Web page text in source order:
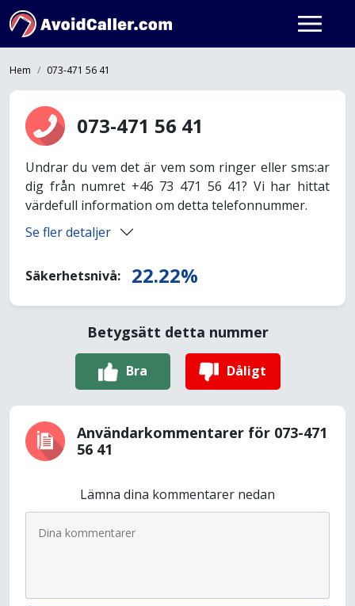
Hem 073-471 56 41
073-471 56 41
Undrar du vem det är vem som ringer eller sms:ar
dig från numret +46 73 471 56 41? Vi har hittat
värdefull information om detta telefonnummer.
Se fler detaljer
Säkerhetsnivå: 22.22%
Betygsätt detta nummer
Bra Dåligt
Användarkommentarer för 073-471
56 41
Lämna dina kommentarer nedan